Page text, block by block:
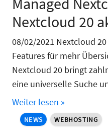
Nextcloud 20
08/02/2021 Nextcloud
Features für mehr
Nextcloud 20 bringt
eine universelle Suche
Weiter lesen »
NEWS WEBHOSTING